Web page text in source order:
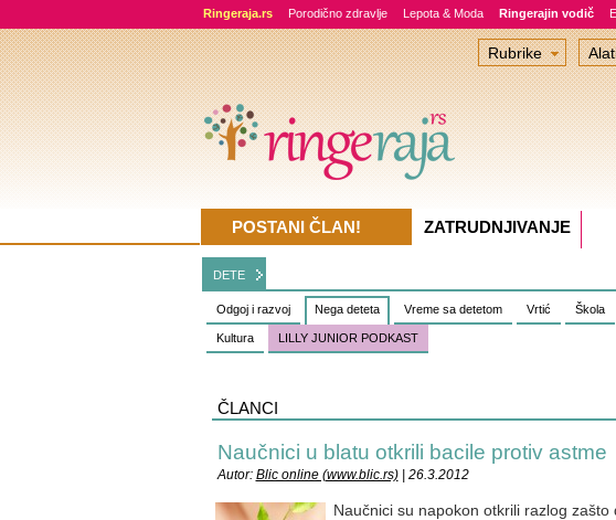
Ringeraja.rs Porodično zdravlje Lepota & Moda Ringerajin vodič
DETE
Odgoj i razvoj Nega deteta Vreme sa detetom Vrtić Škola
Kultura LILLY JUNIOR PODKAST
ČLANCI
Naučnici u blatu otkrili bacile protiv astme
Autor: Blic online (www.blic.rs)| 26.3.2012
Naučnici su napokon otkrili razlog
Rubrike
POSTANI ČLAN! ZATRUDNJIVANJE